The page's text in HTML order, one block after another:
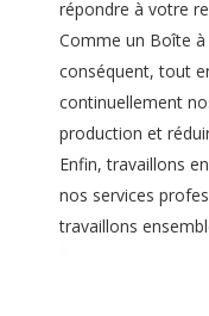
répondre à votre
Comme un Boîte
conséquent, tout
continuellement
production et
Enfin, travaillons
nos services
travaillons